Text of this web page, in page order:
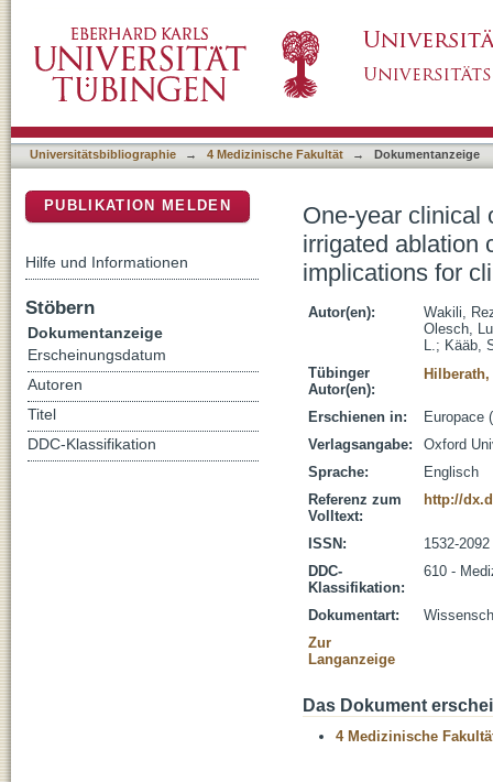
treatment of atrial fibrillation: potential
Universitätsbibliographie → 4 Medizinische Fakultät → Dokumentanzeige
One-year clinical
irrigated ablation
implications for
Autor(en):
Wakili,
Olesch,
L.; Kääb,
Tübinger
Autor(en):
Hilberath,
Erschienen in:
Europace
Verlagsangabe:
Oxford
Sprache:
Englisch
Referenz zum
Volltext:
http://
ISSN:
1532-2092
DDC-
Klassifikation:
610 -
Dokumentart:
Zur
Langanzeige
Das Dokument
4 Medizinische
PUBLIKATION MELDEN
Hilfe und Informationen
Stöbern
Dokumentanzeige
Erscheinungsdatum
Autoren
Titel
DDC-Klassifikation